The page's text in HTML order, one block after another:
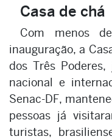
Casa de chá
Com menos
inauguração, a
dos Três
nacional e
Senac-DF,
pessoas já
turistas,